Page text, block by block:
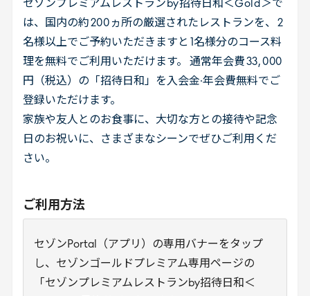
セゾンプレミアムレストランby招待日和＜Gold＞で
は、国内の約200 ヵ所の厳選されたレストランを、
2
名様以上でご予約いただきますと 1名様分のコース料
理を無料でご利用いただけます。 通常年会費33,000
円（税込）の「招待日和」を入会金·年会費無料でご
登録いただけます。
家族や友人とのお食事に、大切な方との接待や記念
日のお祝いに、さまざまなシーンでぜひご利用くだ
さい。
ご利用方法
セゾンPortal（アプリ）の専用バナーをタップ
し、セゾンゴールドプレミアム専用ページの
「セゾンプレミアムレストランby招待日和＜